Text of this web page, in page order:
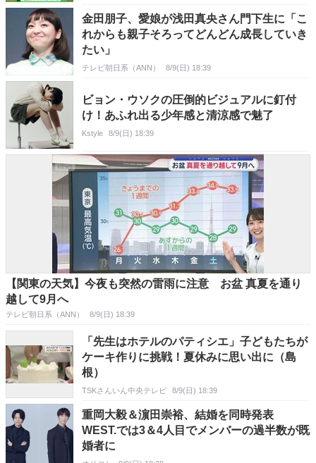
金田朋子、愛娘が浅田真央さん門下生に「こ
れからも親子そろってどんどん成長していき
たい」
テレビ朝日系（ANN） 8/9(日) 18:39
ビョン・ウソクの圧倒的ビジュアルに釘付
け！あふれ出る少年感と清涼感で魅了
Kstyle 8/9(日) 18:39
【関東の天気】今夜も突然の雷雨に注意 お盆 真夏を通り
越して9月へ
テレビ朝日系（ANN） 8/9(日) 18:39
「先生はホテルのパティシエ」子どもたちが
ケーキ作りに挑戦！夏休みに思い出に（島
根）
TSKさんいん中央テレビ 8/9(日) 18:39
重岡大毅＆濵田崇裕、結婚を同時発表
WEST.では3＆4人目でメンバーの過半数が既
婚者に